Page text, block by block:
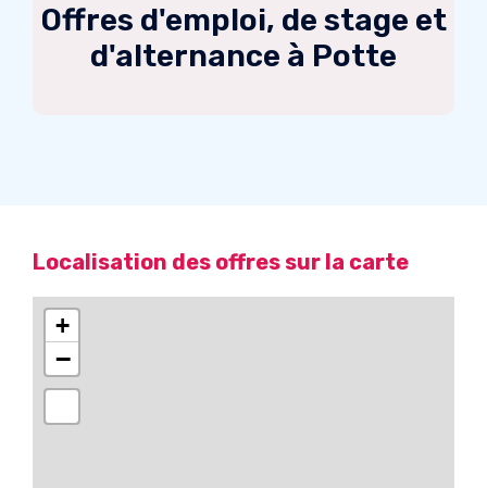
Offres d'emploi, de stage et
d'alternance à Potte
Localisation des offres sur la carte
+
−